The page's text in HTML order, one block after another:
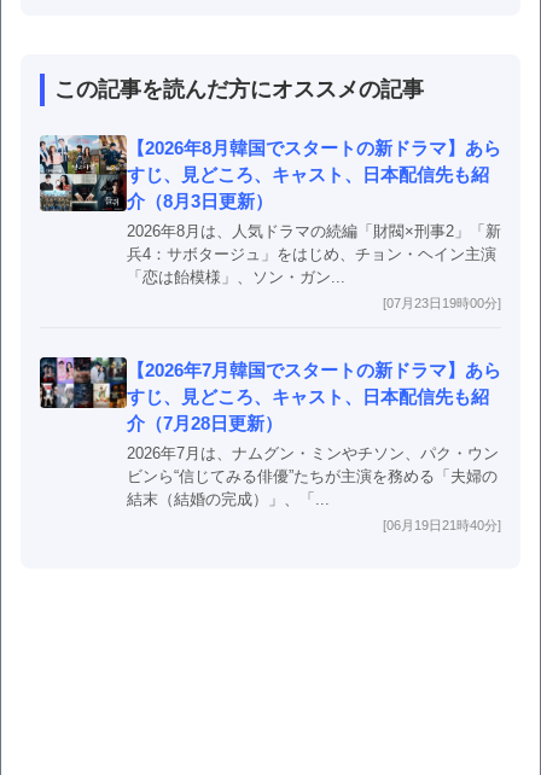
この記事を読んだ方にオススメの記事
【2026年8月韓国でスタートの新ドラマ】あら
すじ、見どころ、キャスト、日本配信先も紹
介（8月3日更新）
2026年8月は、人気ドラマの続編「財閥×刑事2」「新
兵4：サボタージュ」をはじめ、チョン・ヘイン主演
「恋は飴模様」、ソン・ガン...
[07月23日19時00分]
【2026年7月韓国でスタートの新ドラマ】あら
すじ、見どころ、キャスト、日本配信先も紹
介（7月28日更新）
2026年7月は、ナムグン・ミンやチソン、パク・ウン
ビンら“信じてみる俳優”たちが主演を務める「夫婦の
結末（結婚の完成）」、「...
[06月19日21時40分]